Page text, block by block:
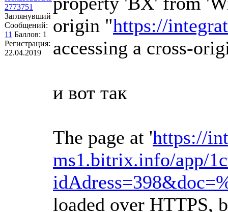
2773751
Заглянувший
Сообщений:
11 Баллов: 1
Регистрация:
22.04.2019
origin "https://
accessing a cross-
и вот так
The page at 'https://
ms1.bitrix.info/app/
loaded over HTTPS,